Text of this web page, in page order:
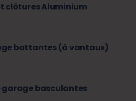
clôtures Aluminium
battantes (à vantaux)
garage basculantes